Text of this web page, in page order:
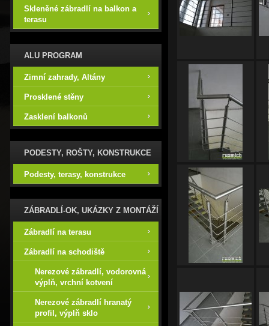
Skleněné zábradlí na balkon a
terasu
ALU PROGRAM
Zimní zahrady, Altány
Prosklené stěny
Zasklení balkonů
PODESTY, ROŠTY, KONSTRUKCE
Podesty, terasy, konstrukce
ZÁBRADLÍ-OK, UKÁZKY Z MONTÁŽÍ
Zábradlí na terasu
Zábradlí na schodiště
Nerezové zábradlí, vodorovná
výplň, vrchní kotvení
Nerezové zábradlí hranatý
profil, výplň sklo